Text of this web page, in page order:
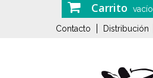
Carrito vacío
Contacto Distribución